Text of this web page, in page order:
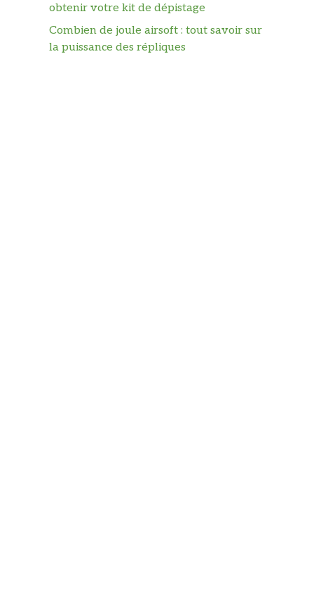
obtenir votre kit de dépistage
Combien de joule airsoft : tout savoir sur
la puissance des répliques